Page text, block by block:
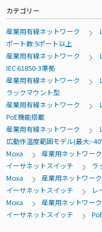
カテゴリー
産業用有線ネットワーク
ポート数:9ポート以上
産業用有線ネットワーク
IEC 61850-3準拠
産業用有線ネットワーク
ラックマウント型
産業用有線ネットワーク
PoE機能搭載
産業用有線ネットワーク
広動作温度範囲モデル(最大:-
Moxa
産業用ネットワー
イーサネットスイッチ
ラ
Moxa
産業用ネットワー
イーサネットスイッチ
レ
Moxa
産業用ネットワー
イーサネットスイッチ